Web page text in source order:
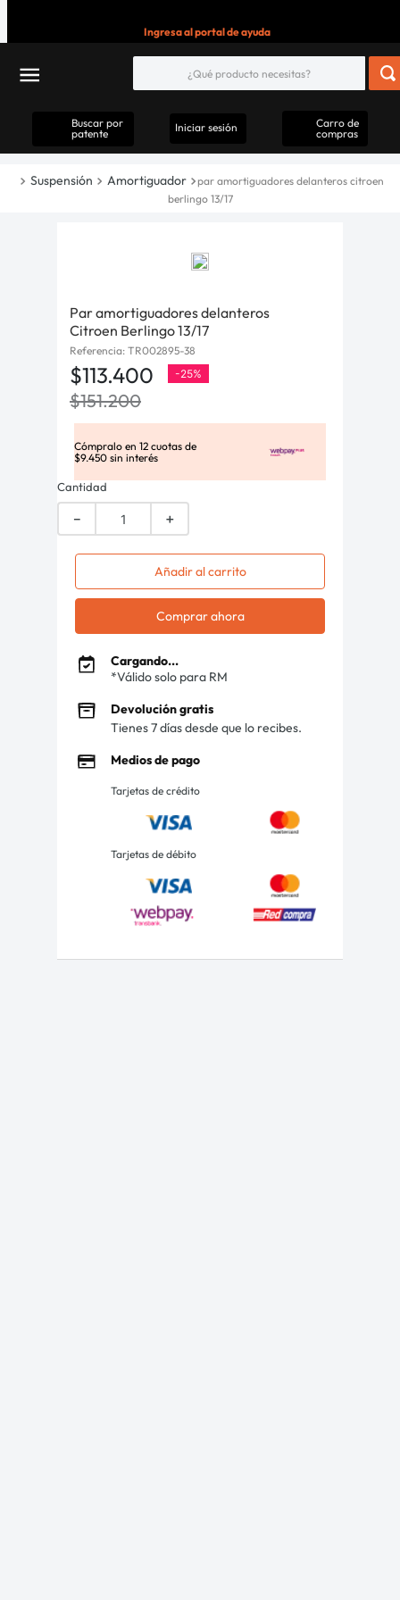
Ingresa al portal de ayuda
Buscar por
patente
Iniciar sesión
Carro de
compras
Suspensión Amortiguador
par amortiguadores delanteros citroen
berlingo 13/17
Par amortiguadores delanteros
Citroen Berlingo 13/17
Referencia: TR002895-38
$113.400 -25%
$151.200
Cómpralo en 12 cuotas de
$9.450 sin interés
Cantidad
＋
－
Añadir al carrito
Comprar ahora
Cargando...
*Válido solo para RM
Devolución gratis
Tienes 7 días desde que lo recibes.
Medios de pago
Tarjetas de crédito
Tarjetas de débito